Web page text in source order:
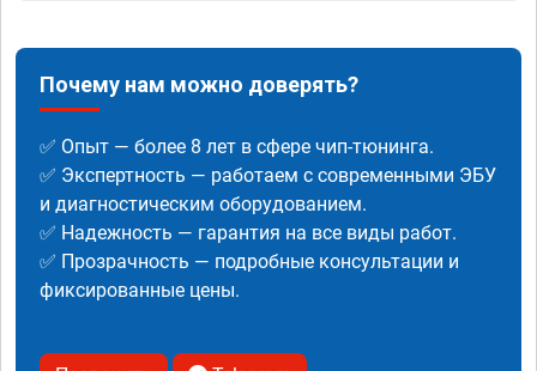
Почему нам можно доверять?
✅ Опыт — более 8 лет в сфере чип-тюнинга.
✅ Экспертность — работаем с современными ЭБУ
и диагностическим оборудованием.
✅ Надежность — гарантия на все виды работ.
✅ Прозрачность — подробные консультации и
фиксированные цены.